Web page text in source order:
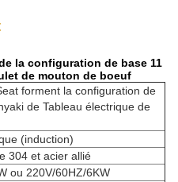
la configuration de base 11
de mouton de boeuf
forment la configuration de
de Tableau électrique de
(induction)
304 et acier allié
ou 220V/60HZ/6KW